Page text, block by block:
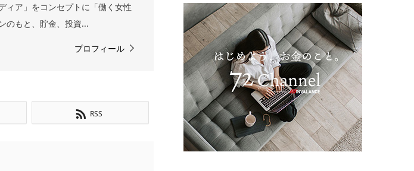
ィア」をコンセプトに「働く女性
のもと、貯金、投資...
プロフィール
RSS